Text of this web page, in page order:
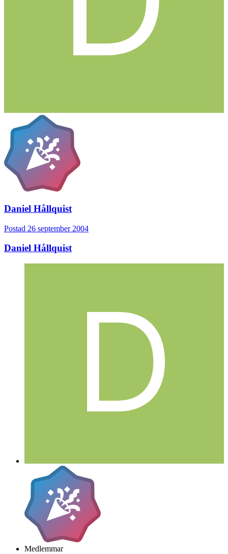
Daniel Hållquist
Postad 26 september 2004
Daniel Hållquist
Medlemmar